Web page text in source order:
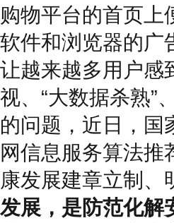
购物平台的首页上
软件和浏览器的
让越来越多用户感
视、“大数据杀熟”
的问题，近日，国
网信息服务算法推
康发展建章立制、
发展，是防范化解